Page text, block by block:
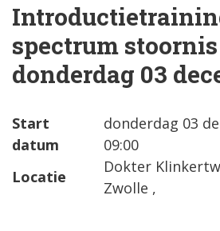
spectrum stoornis
donderdag 03
Start
datum
donderdag 03
09:00
Locatie
Dokter
Zwolle ,